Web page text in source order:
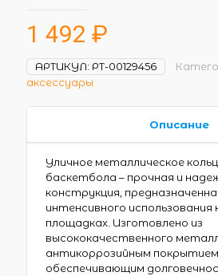
1 492 ₽
АРТИКУЛ: РТ-00129456
аксессуары
Описание
Уличное металлическое
баскетбола – прочная и
конструкция,
интенсивного
площадках. Изготовлено из
высококачественного
антикоррозийным покрытием,
обеспечивающим